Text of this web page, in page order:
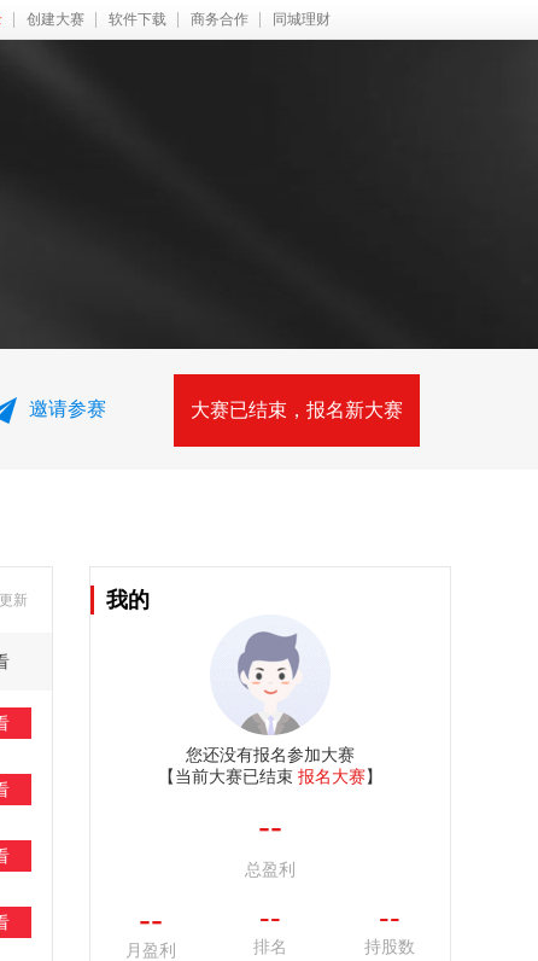
创建大赛 软件下载 商务合作 同城理财
邀请参赛 大赛已结束，报名新大赛
新 我的
您还没有报名参加大赛
【当前大赛已结束 报名大赛】
--
总盈利
--
月盈利
--
排名
--
持股数